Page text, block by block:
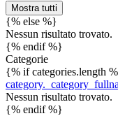
Mostra tutti
{% else %}
Nessun risultato trovato.
{% endif %}
Categorie
{% if categories.length
Nessun risultato trovato.
{% endif %}